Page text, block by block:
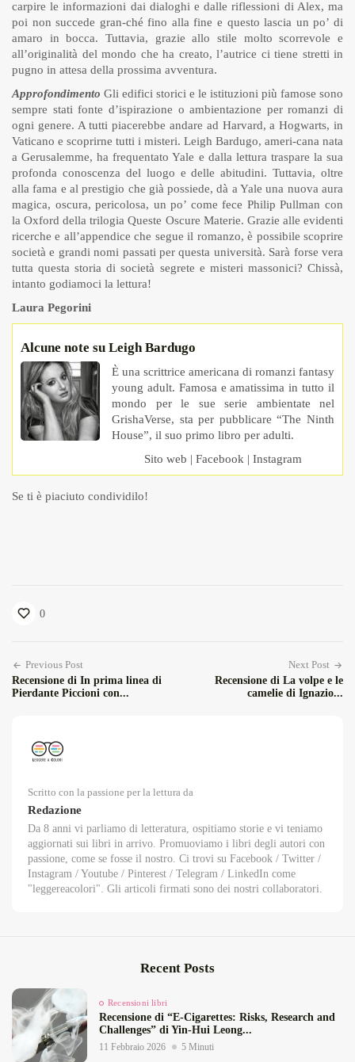
carpire le informazioni dai dialoghi e dalle riflessioni di Alex, ma
poi non succede gran-ché fino alla fine e questo lascia un po’ di
amaro in bocca. Tuttavia, grazie allo stile molto scorrevole e
all’originalità del mondo che ha creato, l’autrice ci tiene stretti in
pugno in attesa della prossima avventura.
Approfondimento Gli edifici storici e le istituzioni più famose sono
sempre stati fonte d’ispirazione o ambientazione per romanzi di
ogni genere. A tutti piacerebbe andare ad Harvard, a Hogwarts, in
Vaticano e scoprirne tutti i misteri. Leigh Bardugo, ameri-cana nata
a Gerusalemme, ha frequentato Yale e dalla lettura traspare la sua
profonda conoscenza del luogo e delle abitudini. Tuttavia, oltre
alla fama e al prestigio che già possiede, dà a Yale una nuova aura
magica, oscura, pericolosa, un po’ come fece Philip Pullman con
la Oxford della trilogia Queste Oscure Materie. Grazie alle evidenti
ricerche e all’appendice che segue il romanzo, è possibile scoprire
società e grandi nomi passati per questa università. Sarà forse vera
tutta questa storia di società segrete e misteri massonici? Chissà,
intanto godiamoci la lettura!
Laura Pegorini
Alcune note su Leigh Bardugo
È una scrittrice americana di romanzi fantasy
young adult. Famosa e amatissima in tutto il
mondo per le sue serie ambientate nel
GrishaVerse, sta per pubblicare “The Ninth
House”, il suo primo libro per adulti.
Sito web | Facebook | Instagram
Se ti è piaciuto condividilo!
0
Previous Post
Recensione di In prima linea di
Pierdante Piccioni con...
Next Post
Recensione di La volpe e le
camelie di Ignazio...
Scritto con la passione per la lettura da
Redazione
Da 8 anni vi parliamo di letteratura, ospitiamo storie e vi teniamo
aggiornati sui libri in arrivo. Promuoviamo i libri degli autori con
passione, come se fosse il nostro. Ci trovi su Facebook / Twitter /
Instagram / Youtube / Pinterest / Telegram / LinkedIn come
"leggereacolori". Gli articoli firmati sono dei nostri collaboratori.
Recent Posts
Recensioni libri
Recensione di “E‑Cigarettes: Risks, Research and
Challenges” di Yin‑Hui Leong...
11 Febbraio 2026 5 Minuti